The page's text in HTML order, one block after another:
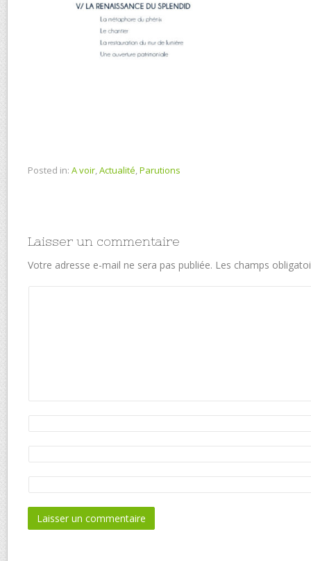
Posted in: A voir,Actualité,Parutions
Laisser un commentaire
Votre adresse e-mail ne sera pas publiée. Les champs